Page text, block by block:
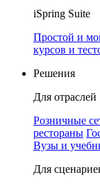
iSpring Suite
Простой и
курсов и
Решения
Для отраслей
Розничные
рестораны
Вузы и
Для